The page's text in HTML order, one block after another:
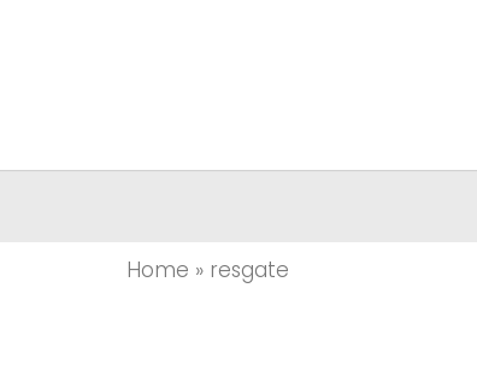
Home » resgate